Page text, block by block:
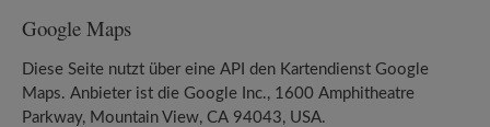
Google Maps
Diese Seite nutzt über eine API den Kartendienst Google
Maps. Anbieter ist die Google Inc., 1600 Amphitheatre
Parkway, Mountain View, CA 94043, USA.